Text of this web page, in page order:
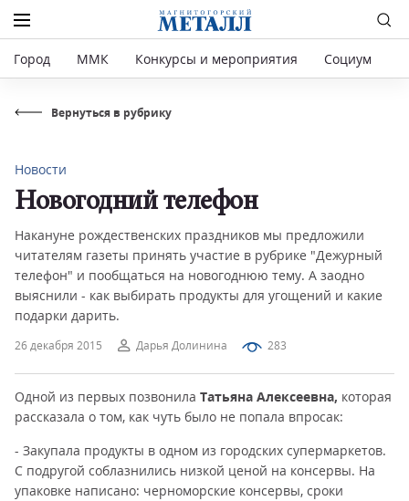
Город ММК Конкурсы и мероприятия Социум
Вернуться в рубрику
26 декабря 2015 Дарья Долинина 283
Новости
Новогодний телефон
Накануне рождественских праздников мы предложили
читателям газеты принять участие в рубрике "Дежурный
телефон" и пообщаться на новогоднюю тему. А заодно
выяснили - как выбирать продукты для угощений и какие
подарки дарить.
Одной из первых позвонила Татьяна Алексеевна, которая
рассказала о том, как чуть было не попала впросак:
- Закупала продукты в одном из городских супермаркетов.
С подругой соблазнились низкой ценой на консервы. На
упаковке написано: черноморские консервы, сроки